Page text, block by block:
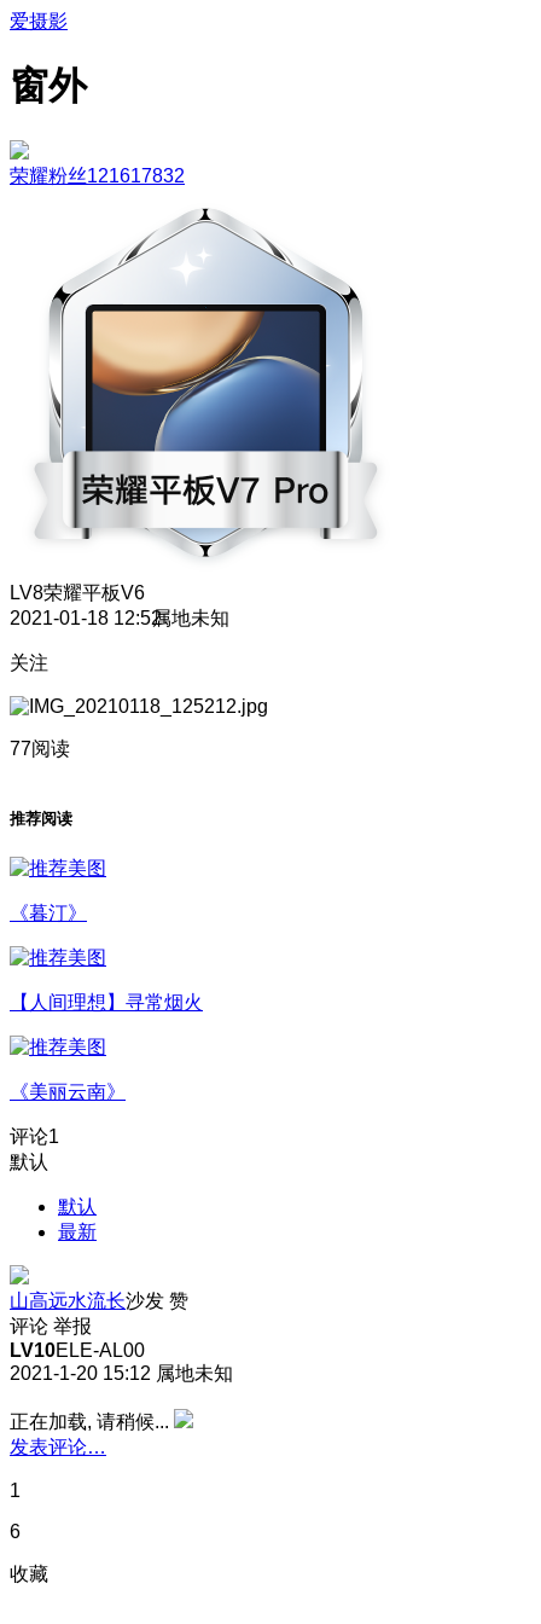
爱摄影
窗外
荣耀粉丝121617832
LV8荣耀平板V6
2021-01-18 12:52属地未知
关注
77阅读
推荐阅读
《暮汀》
【人间理想】寻常烟火
《美丽云南》
评论1
默认
默认
最新
山高远水流长沙发 赞
评论 举报
LV10ELE-AL00
2021-1-20 15:12 属地未知
正在加载, 请稍候...
发表评论…
1
6
收藏